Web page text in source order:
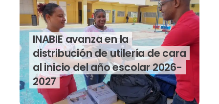
INABIE avanza en la
distribución de utilería de cara
al inicio del año escolar 2026-
2027